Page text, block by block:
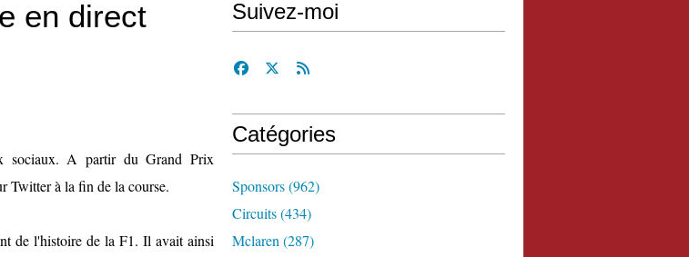
en direct
sociaux. A partir du Grand Prix
Twitter à la fin de la course.
de l'histoire de la F1. Il avait ainsi
Suivez-moi
Catégories
Sponsors(962)
Circuits(434)
Mclaren (287)